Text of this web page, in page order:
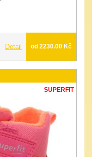
Detail od 2230.00 Kč
SUPERFIT